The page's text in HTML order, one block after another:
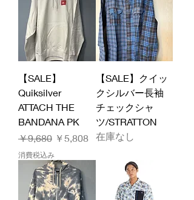
【SALE】
Quiksilver
ATTACH THE
BANDANA PK
通常価格
￥9,680 セール価格
￥5,808
消費税込み
【SALE】クイッ
クシルバー長袖
チェックシャ
ツ/STRATTON
在庫なし